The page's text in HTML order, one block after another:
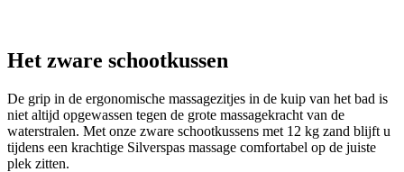
Het zware schootkussen
De grip in de ergonomische massagezitjes in de kuip van het bad is
niet altijd opgewassen tegen de grote massagekracht van de
waterstralen. Met onze zware schootkussens met 12 kg zand blijft u
tijdens een krachtige Silverspas massage comfortabel op de juiste
plek zitten.